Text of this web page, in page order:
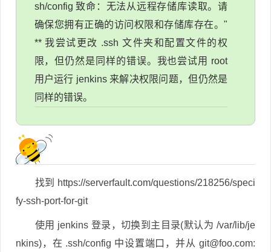
sh/config 致命：无法从远程存储库读取。请
确保您拥有正确的访问权限和存储库存在。"
** 我尝试更改 .ssh 文件夹和配置文件的权
限，但仍然是同样的错误。我也尝试用 root
用户运行 jenkins 来解决权限问题，但仍然是
同样的错误。
找到 https://serverfault.com/questions/218256/speci
fy-ssh-port-for-git
使用 jenkins 登录，切换到主目录(默认为 /var/lib/je
nkins)，在 .ssh/config 中设置端口，并从 git@foo.com: